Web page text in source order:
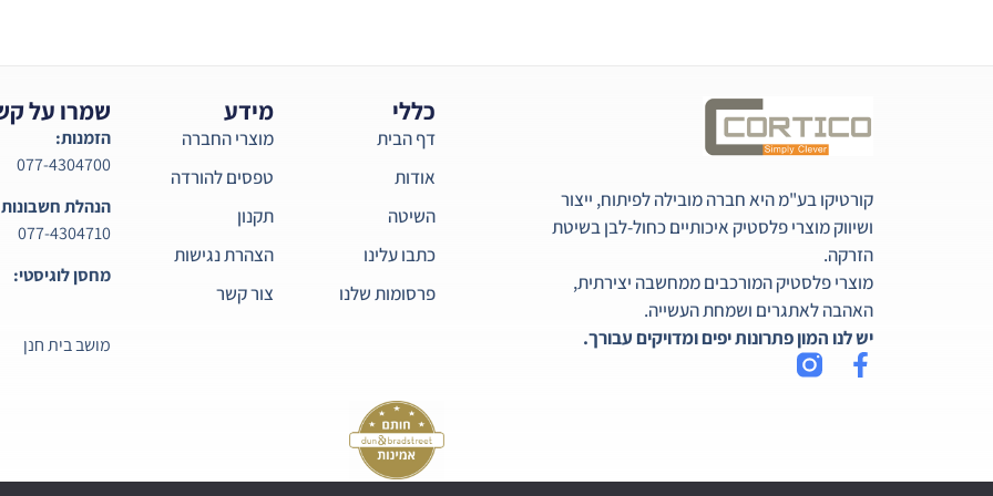
קורטיקו בע"מ היא חברה מובילה לפיתוח, ייצור
ושיווק מוצרי פלסטיק איכותיים כחול-לבן בשיטת
הזרקה.
מוצרי פלסטיק המורכבים ממחשבה יצירתית,
האהבה לאתגרים ושמחת העשייה.
יש לנו המון פתרונות יפים ומדויקים עבורך.
כללי
דף הבית
אודות
השיטה
כתבו עלינו
פרסומות שלנו
מידע
מוצרי החברה
טפסים להורדה
תקנון
הצהרת נגישות
צור קשר
שמרו על
הזמנות:
077-4304700
הנהלת
077-4304710
מחסן לוגיסטי:
מושב בית חנן